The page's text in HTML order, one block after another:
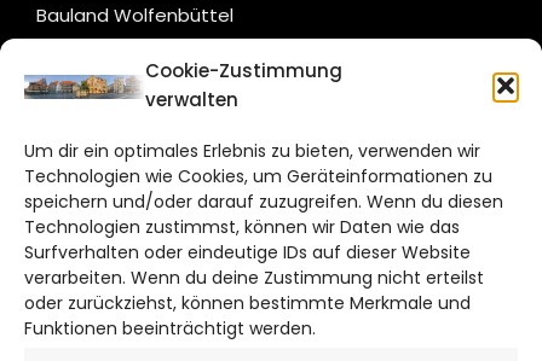
Cookie-Zustimmung
verwalten
Um dir ein optimales Erlebnis zu bieten, verwenden wir
Technologien wie Cookies, um Geräteinformationen zu
speichern und/oder darauf zuzugreifen. Wenn du diesen
Technologien zustimmst, können wir Daten wie das
Surfverhalten oder eindeutige IDs auf dieser Website
verarbeiten. Wenn du deine Zustimmung nicht erteilst
oder zurückziehst, können bestimmte Merkmale und
Funktionen beeinträchtigt werden.
Bauland Wolfenbüttel
CITYLIFE!
hildesheim@citylifemedien.de
Bruchtorwall 12
38100 Braunschweig
Telefon: 0531 387220 – 65
DAS STADTMAGAZIN FÜR HILDESHEIM